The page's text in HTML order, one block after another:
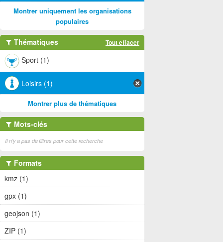
Montrer uniquement les organisations
populaires
Thématiques Tout effacer
Sport (1)
Loisirs (1)
Montrer plus de thématiques
Mots-clés
Il n'y a pas de filtres pour cette recherche
Formats
kmz (1)
gpx (1)
geojson (1)
ZIP (1)